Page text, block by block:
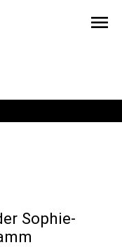
menu
Sophie-